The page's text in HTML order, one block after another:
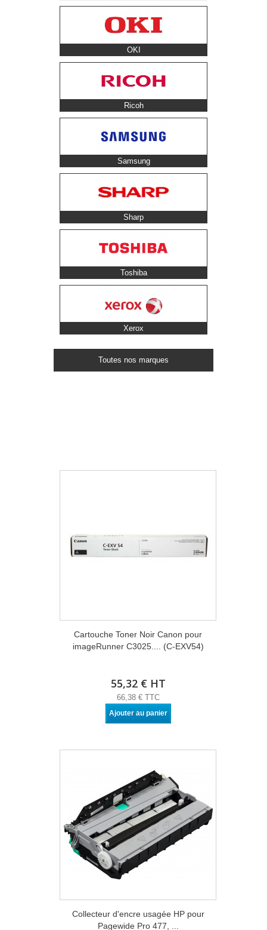
OKI
Ricoh
Samsung
Sharp
Toshiba
Xerox
Toutes nos marques
Cartouche Toner Noir Canon pour
imageRunner C3025.... (C-EXV54)
55,32 € HT
66,38 € TTC
Ajouter au panier
Collecteur d'encre usagée HP pour
Pagewide Pro 477, ...